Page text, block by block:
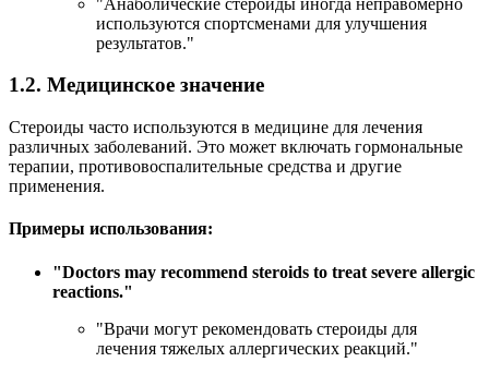
используются спортсменами для улучшения
результатов."
1.2. Медицинское значение
Стероиды часто используются в медицине для лечения
различных заболеваний. Это может включать гормональные
терапии, противовоспалительные средства и другие
применения.
Примеры использования:
"Doctors may recommend steroids to treat severe allergic
reactions."
"Врачи могут рекомендовать стероиды для
лечения тяжелых аллергических реакций."